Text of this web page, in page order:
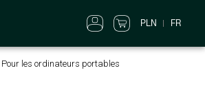
PLN FR
Pour les ordinateurs portables